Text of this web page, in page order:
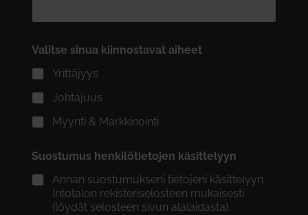
Valitse sinua kiinnostavat aiheet *
Yrittäjyys
Johtajuus
Myynti & Markkinointi
Suostumus henkilötietojen käsittelyyn *
Annan suostumukseni tietojeni käsittelyyn
Intotalon rekisteriselosteen mukaisesti
(löydät selosteen sivun alalaidasta).